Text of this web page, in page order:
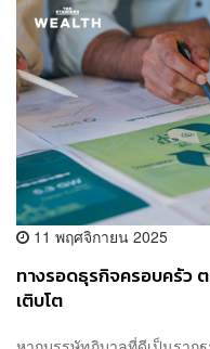
11 พฤศจิกายน 2025
ทางรอดธุรกิจครอบครัว
เติบโต